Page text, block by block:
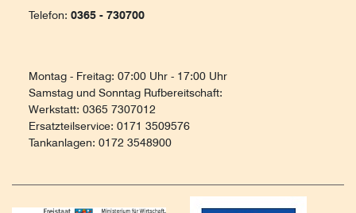
Telefon: 0365 - 730700
Montag - Freitag: 07:00 Uhr - 17:00 Uhr
Samstag und Sonntag Rufbereitschaft:
Werkstatt: 0365 7307012
Ersatzteilservice: 0171 3509576
Tankanlagen: 0172 3548900